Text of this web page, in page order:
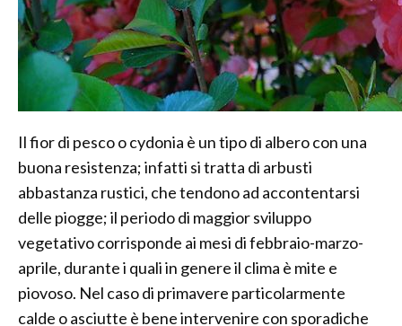
Il fior di pesco o cydonia è un tipo di albero con una
buona resistenza; infatti si tratta di arbusti
abbastanza rustici, che tendono ad accontentarsi
delle piogge; il periodo di maggior sviluppo
vegetativo corrisponde ai mesi di febbraio-marzo-
aprile, durante i quali in genere il clima è mite e
piovoso. Nel caso di primavere particolarmente
calde o asciutte è bene intervenire con sporadiche